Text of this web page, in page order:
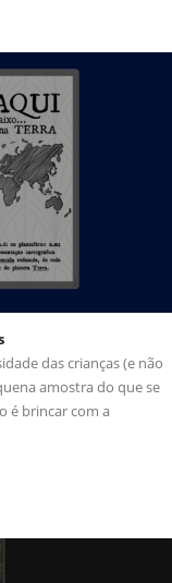
das crianças (e não
amostra do que se
é brincar com a